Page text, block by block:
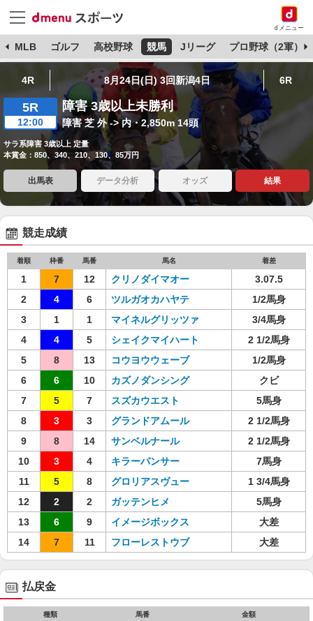
dメニュー
MLB ゴルフ 高校野球 競馬 Jリーグ プロ野球（2軍）
4R 8月24日(日) 3回新潟4日 6R
5R
12:00
障害 3歳以上未勝利
障害 芝 外 -> 内・2,850m 14頭
サラ系障害 3歳以上 定量
本賞金：850、340、210、130、85万円
出馬表 データ分析 オッズ 結果
競走成績
着順 枠番 馬番 馬名 着差
1 7 12 クリノダイマオー
3.07.5
2
4 6 ツルガオカハヤテ
1/2馬身
3
1 1 マイネルグリッツァ
3/4馬身
4
4 5 シェイクマイハート
2 1/2馬身
5
8 13 コウヨウウェーブ
1/2馬身
6
6 10 カズノダンシング
クビ
7
5 7 スズカウエスト
5馬身
8
3 3 グランドアムール
2 1/2馬身
9
8 14 サンベルナール
2 1/2馬身
10
3 4 キラーパンサー
7馬身
11
5 8 グロリアスヴュー
1 3/4馬身
12
2 2 ガッテンヒメ
5馬身
13
6 9 イメージボックス
大差
14
7 11 フローレストウブ 大差
払戻金
種類 馬番 金額